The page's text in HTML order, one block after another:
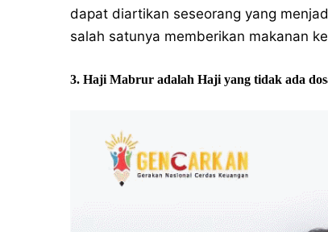
dapat diartikan seseorang yang
salah satunya memberikan makanan
3. Haji Mabrur adalah Haji yang tidak ada